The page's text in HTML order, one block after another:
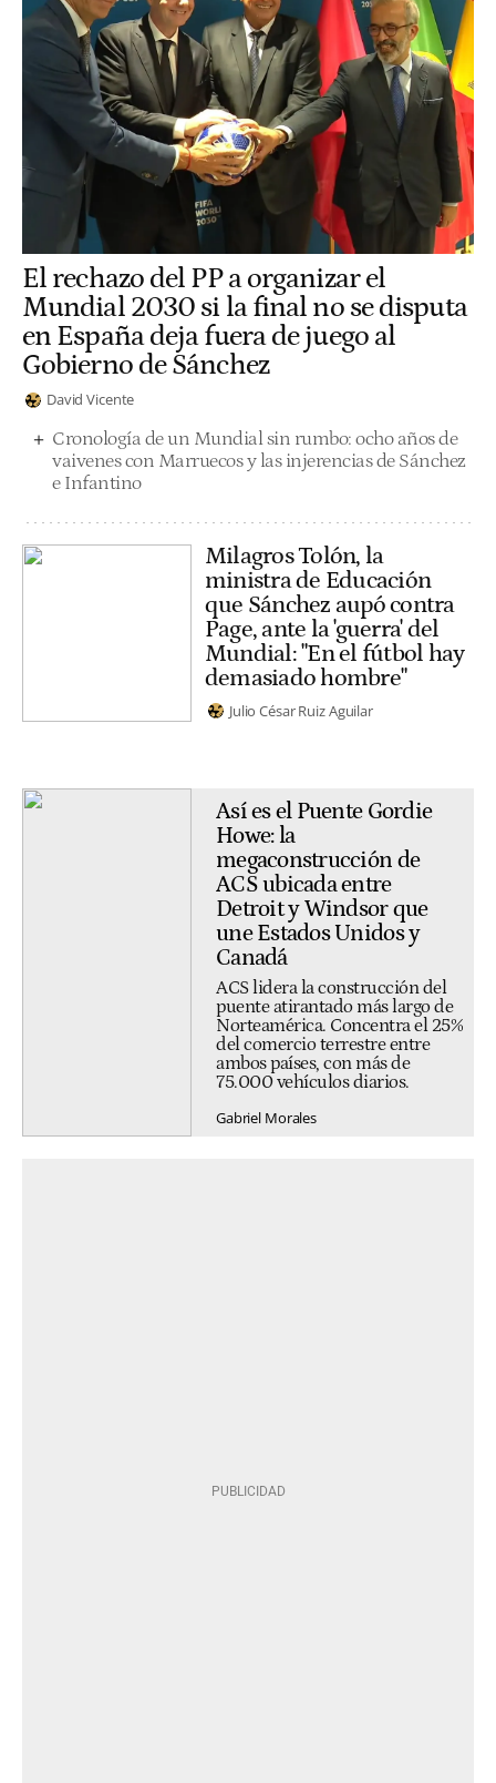
El rechazo del PP a organizar el
Mundial 2030 si la final no se disputa
en España deja fuera de juego al
Gobierno de Sánchez
David Vicente
Cronología de un Mundial sin rumbo: ocho años de
vaivenes con Marruecos y las injerencias de Sánchez
e Infantino
Milagros Tolón, la
ministra de Educación
que Sánchez aupó contra
Page, ante la 'guerra' del
Mundial: "En el fútbol hay
demasiado hombre"
Julio César Ruiz Aguilar
Así es el Puente Gordie
Howe: la
megaconstrucción de
ACS ubicada entre
Detroit y Windsor que
une Estados Unidos y
Canadá
ACS lidera la construcción del
puente atirantado más largo de
Norteamérica. Concentra el 25%
del comercio terrestre entre
ambos países, con más de
75.000 vehículos diarios.
Gabriel Morales